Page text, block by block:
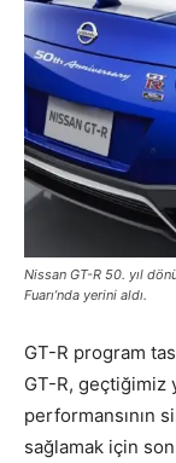
Nissan GT-R 50. yıl
Fuarı’nda yerini aldı.
GT-R program
GT-R, geçtiğimiz
performansının
sağlamak için